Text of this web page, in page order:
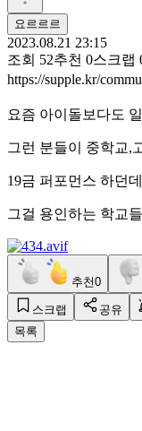
요르르르
2023.08.21 23:15
조회 52추천 0스크랩
https://supple.kr/
요즘 아이돌보다도
그런 분들이 중학교,
19금 퍼포먼스 하던데
그걸 용인하는 학교
추천0
스크랩 공유
목록